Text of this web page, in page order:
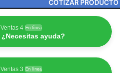
COTIZAR PRODUCTO
Ventas 4 En línea
¿Necesitas ayuda?
Ventas 3 En línea